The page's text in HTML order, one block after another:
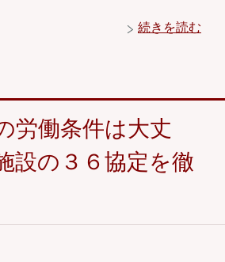
続きを読む
労働条件は大丈
設の３６協定を徹